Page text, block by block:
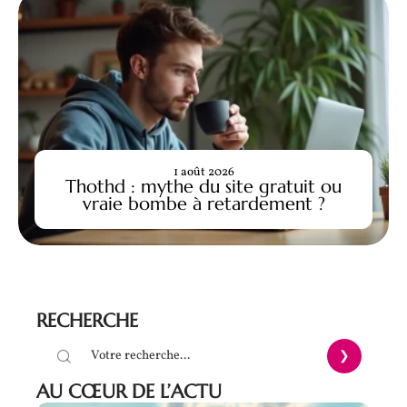
Thothd : mythe du site gratuit ou
vraie bombe à retardement ?
1 août 2026
RECHERCHE
AU CŒUR DE L’ACTU